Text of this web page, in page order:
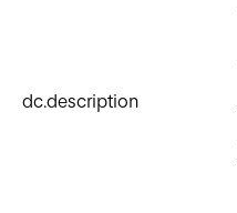
dc.description